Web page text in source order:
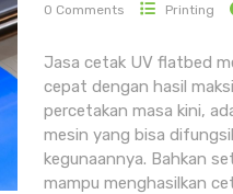
0 Comments Printing
Jasa cetak UV flatbed
cepat dengan hasil
percetakan masa kini,
mesin yang bisa
kegunaannya. Bahkan
mampu menghasilkan